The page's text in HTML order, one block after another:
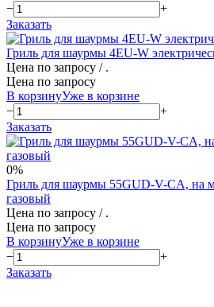
−
+
Заказать
Гриль для шаурмы 4EU-W
Цена по запросу / .
Цена по запросу
В корзинуУже в корзине
−
+
Заказать
0%
Гриль для шаурмы 55GUD-V-CA, на
газовый
Цена по запросу / .
Цена по запросу
В корзинуУже в корзине
−
+
Заказать